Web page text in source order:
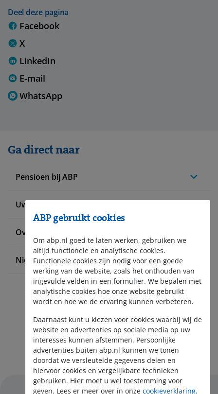
Deel deze pagina
Facebook
X
LinkedIn
E-mail
WhatsApp
Ga direct naar
Pensioen bij ABP
Uw situatie verandert
Over ABP
Nieuws en pers
Aanmelden nieuwsbrief
ABP gebruikt cookies
Om abp.nl goed te laten werken, gebruiken we
altijd functionele en analytische cookies.
Functionele cookies zijn nodig voor een goede
werking van de website, zoals het onthouden van
ingevulde velden in een formulier. We bepalen met
analytische cookies hoe onze website gebruikt
wordt en hoe we de ervaring kunnen verbeteren.
Daarnaast kunt u kiezen voor cookies waarbij wij de
website en advertenties op sociale media op uw
interesses kunnen afstemmen. Persoonlijke
advertenties buiten abp.nl kunnen we tonen
doordat we versleutelde gegevens delen en
hiervoor cookies en vergelijkbare technieken
gebruiken. Hier moet u wel toestemming voor
geven. Lees er meer over in onze cookieverklaring.